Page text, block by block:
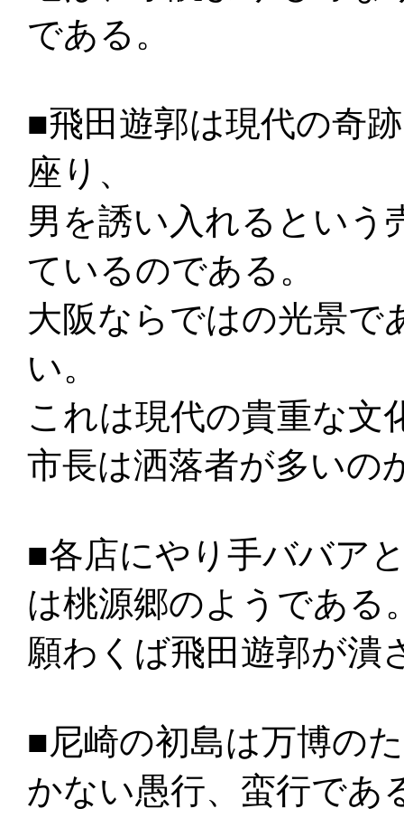
である。
■飛田遊郭は現代の奇
座り、
男を誘い入れるという
ているのである。
大阪ならではの光景で
い。
これは現代の貴重な文
市長は洒落者が多いの
■各店にやり手ババア
は桃源郷のようである
願わくば飛田遊郭が潰
■尼崎の初島は万博の
かない愚行、蛮行であ